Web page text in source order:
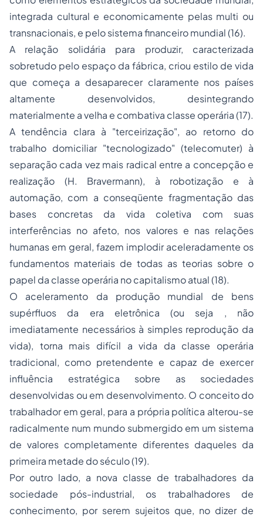
integrada cultural e economicamente pelas multi ou
transnacionais, e pelo sistema financeiro mundial (16).
A relação solidária para produzir, caracterizada
sobretudo pelo espaço da fábrica, criou estilo de vida
que começa a desaparecer claramente nos países
altamente desenvolvidos, desintegrando
materialmente a velha e combativa classe operária (17).
A tendência clara à "terceirização", ao retorno do
trabalho domiciliar "tecnologizado" (telecomuter) à
separação cada vez mais radical entre a concepção e
realização (H. Bravermann), à robotização e à
automação, com a conseqüente fragmentação das
bases concretas da vida coletiva com suas
interferências no afeto, nos valores e nas relações
humanas em geral, fazem implodir aceleradamente os
fundamentos materiais de todas as teorias sobre o
papel da classe operária no capitalismo atual (18).
O aceleramento da produção mundial de bens
supérfluos da era eletrônica (ou seja , não
imediatamente necessários à simples reprodução da
vida), torna mais difícil a vida da classe operária
tradicional, como pretendente e capaz de exercer
influência estratégica sobre as sociedades
desenvolvidas ou em desenvolvimento. O conceito do
trabalhador em geral, para a própria política alterou-se
radicalmente num mundo submergido em um sistema
de valores completamente diferentes daqueles da
primeira metade do século (19).
Por outro lado, a nova classe de trabalhadores da
sociedade pós-industrial, os trabalhadores de
conhecimento, por serem sujeitos que, no dizer de